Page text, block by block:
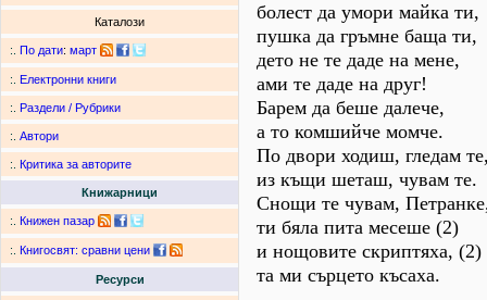
Каталози
:. По дати: март
:. Електронни книги
:. Раздели / Рубрики
:. Автори
:. Критика за авторите
Книжарници
:. Книжен пазар
:. Книгосвят: сравни цени
Ресурси
болест да умори майка ти,
пушка да гръмне баща ти,
дето не те даде на мене,
ами те даде на друг!
Барем да беше далече,
а то комшийче момче.
По двори ходиш, гледам
из къщи шеташ, чувам те.
Снощи те чувам,
ти бяла пита месеше (2)
и нощовите скриптяха, (2)
та ми сърцето късаха.